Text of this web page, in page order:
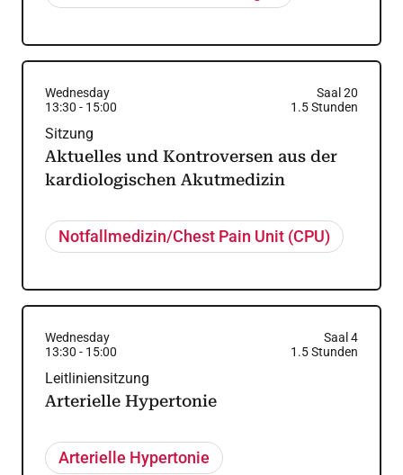
Wednesday
Saal 20
13:30 - 15:00 1.5Stunden
Sitzung
Aktuelles und Kontroversen aus der
kardiologischen Akutmedizin
Notfallmedizin/Chest Pain Unit (CPU)
Wednesday
Saal 4
13:30 - 15:00 1.5Stunden
Leitliniensitzung
Arterielle Hypertonie
Arterielle Hypertonie